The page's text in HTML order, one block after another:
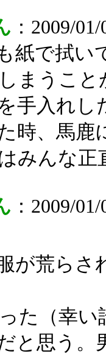
：2009/
紙で拭い
まうこ
手入れ
時、馬
みんな
：2009/
が荒ら
た（幸
と思う。